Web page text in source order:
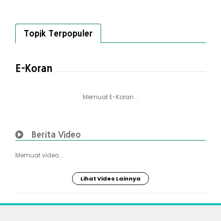
Topik Terpopuler
E-Koran
Memuat E-Koran...
Berita Video
Memuat video...
Lihat Video Lainnya